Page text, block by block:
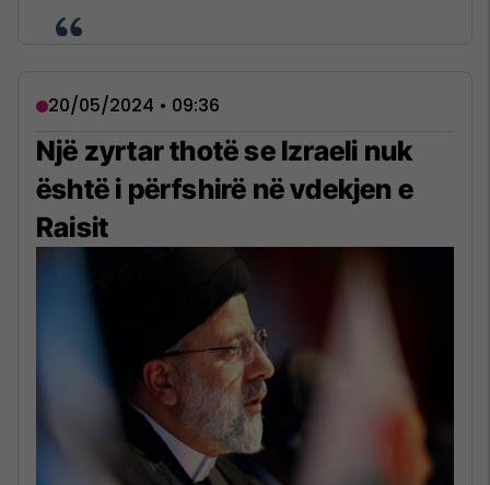
20/05/2024 • 09:36
Një zyrtar thotë se Izraeli nuk
është i përfshirë në vdekjen e
Raisit